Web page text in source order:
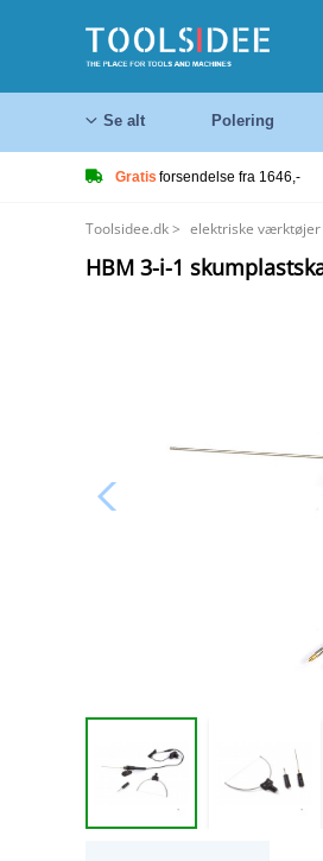
Se alt Polering
Gratis forsendelse fra 1646,-
Toolsidee.dk> elektriske værktøjer
HBM 3-i-1